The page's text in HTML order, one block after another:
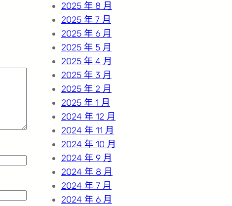
2025 年 8 月
2025 年 7 月
2025 年 6 月
2025 年 5 月
2025 年 4 月
2025 年 3 月
2025 年 2 月
2025 年 1 月
2024 年 12 月
2024 年 11 月
2024 年 10 月
2024 年 9 月
2024 年 8 月
2024 年 7 月
2024 年 6 月